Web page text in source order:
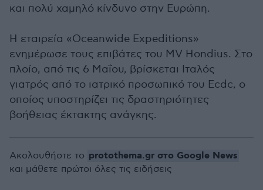
και πολύ χαμηλό κίνδυνο στην Ευρώπη.
Η εταιρεία «Oceanwide Expeditions»
ενημέρωσε τους επιβάτες του MV Hondius. Στο
πλοίο, από τις 6 Μαΐου, βρίσκεται Ιταλός
γιατρός από το ιατρικό προσωπικό του Ecdc, ο
οποίος υποστηρίζει τις δραστηριότητες
βοήθειας έκτακτης ανάγκης.
Ακολουθήστε το protothema.gr στο Google News
και μάθετε πρώτοι όλες τις ειδήσεις